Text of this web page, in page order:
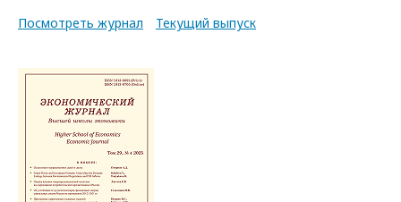
Посмотреть журнал Текущий выпуск